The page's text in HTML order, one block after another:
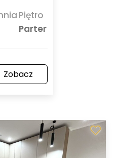
Piętro
Parter
Zobacz